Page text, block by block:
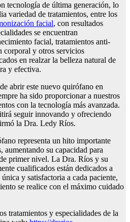
tecnología de última generación, lo
variedad de tratamientos, entre los
facial, con resultados
se encuentran
facial, tratamientos anti-
corporal y otros servicios
en realzar la belleza natural de
y efectiva.
abrir este nuevo quirófano en
ha sido proporcionar a nuestros
con la tecnología más avanzada.
seguir innovando y ofreciendo
la Dra. Ledy Ríos.
representa un hito importante
su capacidad para
primer nivel. La Dra. Ríos y su
cualificados están dedicados a
y satisfactoria a cada paciente,
se realice con el máximo cuidado
tratamientos y especialidades de la